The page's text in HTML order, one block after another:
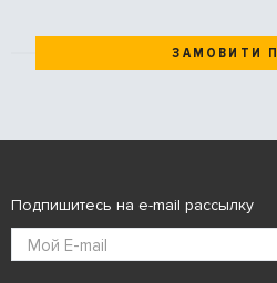
ЗАМОВИТИ
Подпишитесь на e-mail рассылку